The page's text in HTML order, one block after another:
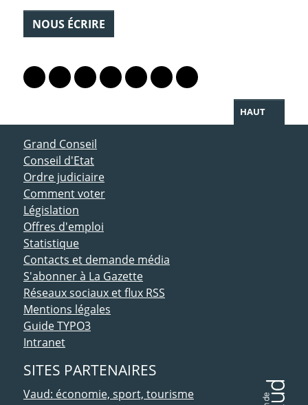
NOUS ÉCRIRE
Lien vers le profil Mastodon
Lien vers le profil Bluesky
Lien vers le profil Instagram
Lien vers le profil Linkedin
Lien vers le profil Facebook
Lien vers le profil Twitter
Partager par WhatsApp
HAUT
ACCÈS DIRECT
Grand Conseil
Conseil d'Etat
Ordre judiciaire
Comment voter
Législation
Offres d'emploi
Statistique
Contacts et demande média
S'abonner à La Gazette
Réseaux sociaux et flux RSS
Mentions légales
Guide TYPO3
Intranet
SITES PARTENAIRES
Vaud: économie, sport, tourisme